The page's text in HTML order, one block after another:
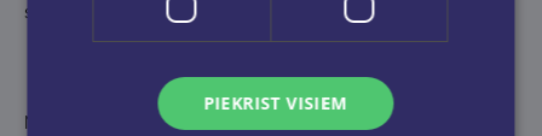
sargāt Harija Potera gaitas piektajā Cūkkārpas skolas gadā.
No angļu valodas tulkojuši
Ingus Josts, Ieva Kolmane, Sabīne
PIEKRIST VISIEM